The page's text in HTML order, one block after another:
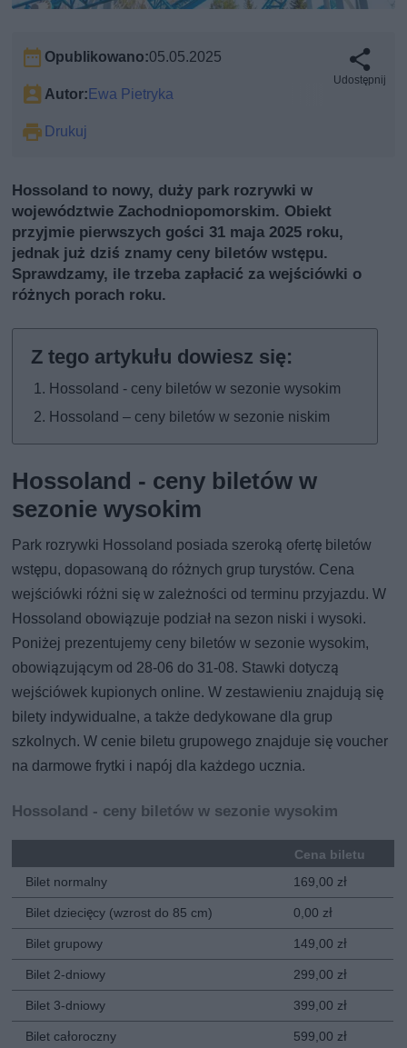
Opublikowano:05.05.2025
Autor:Ewa Pietryka
Drukuj
Udostępnij
Hossoland to nowy, duży park rozrywki w
województwie Zachodniopomorskim. Obiekt
przyjmie pierwszych gości 31 maja 2025 roku,
jednak już dziś znamy ceny biletów wstępu.
Sprawdzamy, ile trzeba zapłacić za wejściówki o
różnych porach roku.
Hossoland - ceny biletów w sezonie wysokim
Hossoland – ceny biletów w sezonie niskim
Hossoland - ceny biletów w
sezonie wysokim
Park rozrywki Hossoland posiada szeroką ofertę biletów
wstępu, dopasowaną do różnych grup turystów. Cena
wejściówki różni się w zależności od terminu przyjazdu. W
Hossoland obowiązuje podział na sezon niski i wysoki.
Poniżej prezentujemy ceny biletów w sezonie wysokim,
obowiązującym od 28-06 do 31-08. Stawki dotyczą
wejściówek kupionych online. W zestawieniu znajdują się
bilety indywidualne, a także dedykowane dla grup
szkolnych. W cenie biletu grupowego znajduje się voucher
na darmowe frytki i napój dla każdego ucznia.
Hossoland - ceny biletów w sezonie wysokim
Cena biletu
Bilet normalny
169,00 zł
Bilet dziecięcy (wzrost do 85 cm) 0,00 zł
Bilet grupowy 149,00 zł
Bilet 2-dniowy 299,00 zł
Bilet 3-dniowy 399,00 zł
Bilet całoroczny 599,00 zł